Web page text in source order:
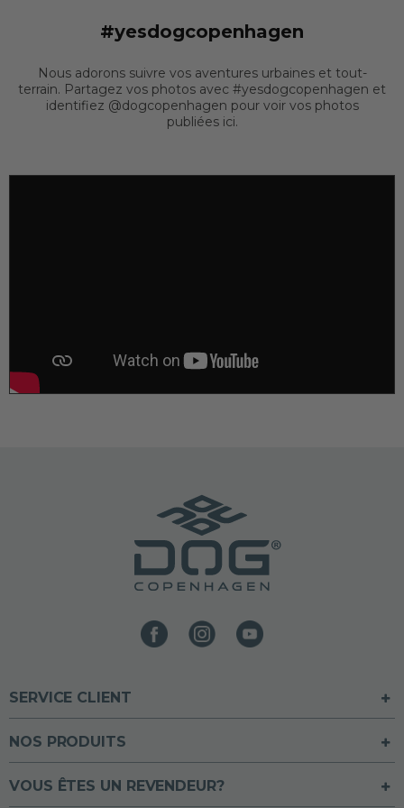
#yesdogcopenhagen
Nous adorons suivre vos aventures urbaines et tout-
terrain. Partagez vos photos avec #yesdogcopenhagen et
identifiez @dogcopenhagen pour voir vos photos
publiées ici.
SERVICE CLIENT
NOS PRODUITS
VOUS ÊTES UN REVENDEUR?